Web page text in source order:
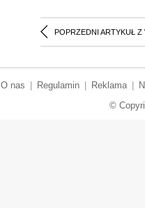
POPRZEDNI ARTYKUŁ Z
O nas Regulamin Reklama
©